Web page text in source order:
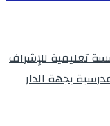
كديلي يتفقد 12 مؤسسة تعليمية للإشراف
بجهة الدار